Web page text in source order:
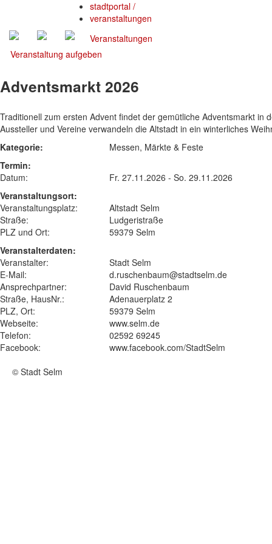
stadtportal /
veranstaltungen
Veranstaltungen
Veranstaltung aufgeben
Adventsmarkt 2026
Traditionell zum ersten Advent findet der gemütliche Adventsmarkt in
Aussteller und Vereine verwandeln die Altstadt in ein winterliches
Kategorie:
Messen, Märkte & Feste
Termin:
Datum:
Fr. 27.11.2026 - So. 29.11.2026
Veranstaltungsort:
Veranstaltungsplatz:
Altstadt Selm
Straße:
Ludgeristraße
PLZ und Ort:
59379 Selm
Veranstalterdaten:
Veranstalter:
Stadt Selm
E-Mail:
d.ruschenbaum@stadtselm.de
Ansprechpartner:
David Ruschenbaum
Straße, HausNr.:
Adenauerplatz 2
PLZ, Ort:
59379 Selm
Webseite:
www.selm.de
Telefon:
02592 69245
Facebook:
www.facebook.com/StadtSelm
© Stadt Selm